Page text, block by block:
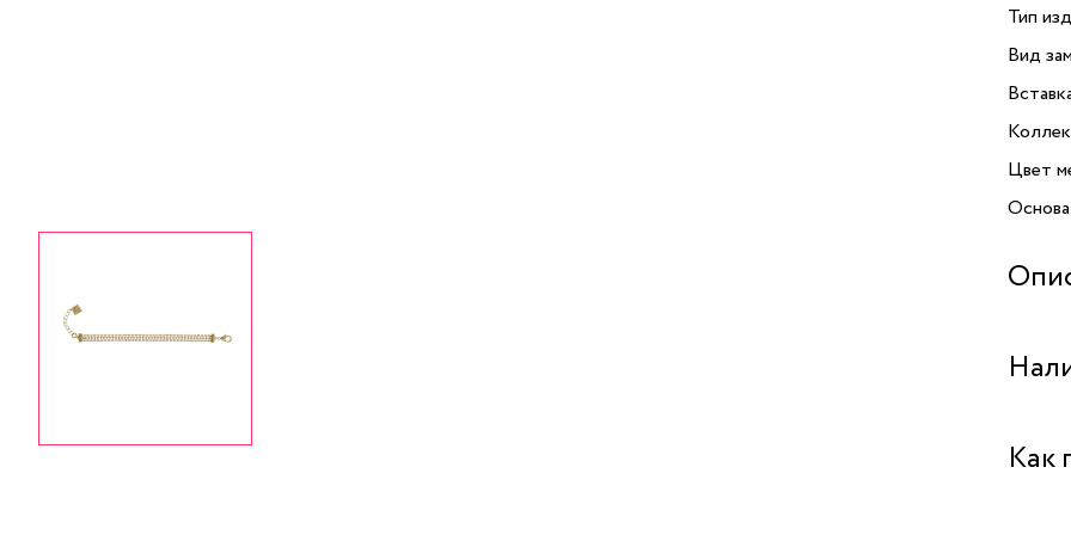
Тип
Вид
Цвет
Как